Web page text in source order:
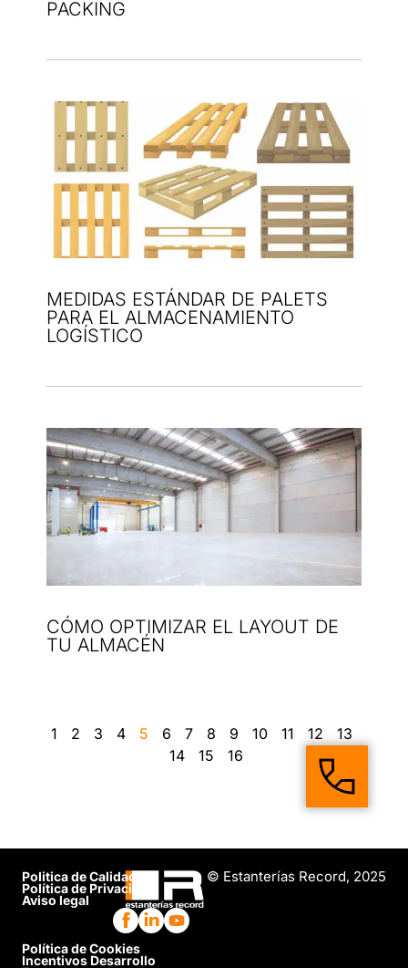
PACKING
MEDIDAS ESTÁNDAR DE PALETS
PARA EL ALMACENAMIENTO
LOGÍSTICO
CÓMO OPTIMIZAR EL LAYOUT DE
TU ALMACÉN
1 2 3 4 5 6 7 8 9 10 11 12
13
14
15 16
Politica de Calidad
Política de Privacidad
Aviso legal
Política de Cookies
Incentivos Desarrollo
© Estanterías Record, 2025